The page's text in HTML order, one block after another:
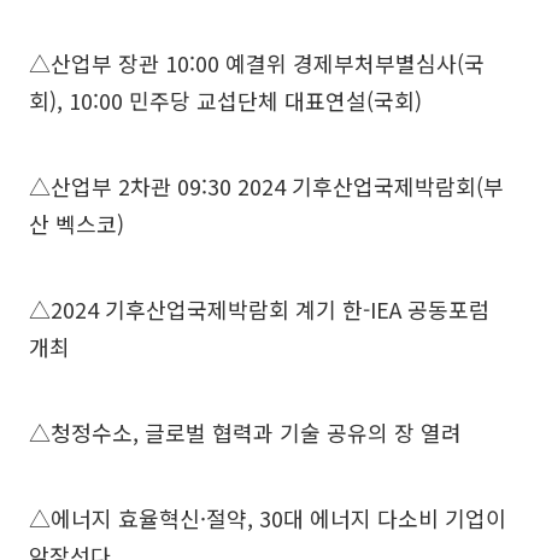
△산업부 장관 10:00 예결위 경제부처부별심사(국
회), 10:00 민주당 교섭단체 대표연설(국회)
△산업부 2차관 09:30 2024 기후산업국제박람회(부
산 벡스코)
△2024 기후산업국제박람회 계기 한-IEA 공동포럼
개최
△청정수소, 글로벌 협력과 기술 공유의 장 열려
△에너지 효율혁신·절약, 30대 에너지 다소비 기업이